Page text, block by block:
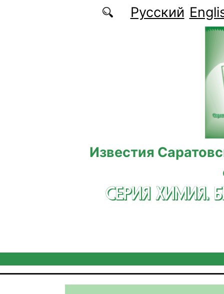
Перейти к основному содержаниюРусский
Известия
СЕРИЯ ХИМИЯ.